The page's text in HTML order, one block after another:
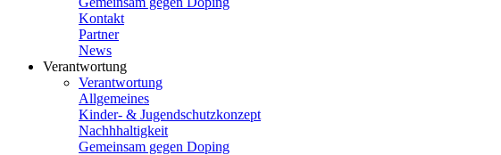
Kontakt
Partner
News
Verantwortung
Verantwortung
Allgemeines
Kinder- & Jugendschutzkonzept
Nachhhaltigkeit
Gemeinsam gegen Doping